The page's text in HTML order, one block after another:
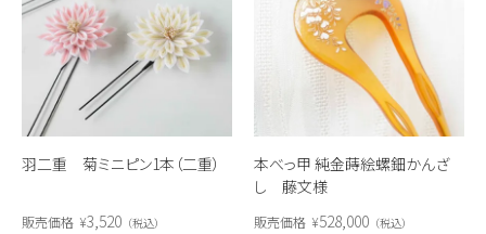
羽二重 菊ミニピン1本（二重）
販売価格 ¥3,520 税込
本べっ甲 純金蒔絵螺鈿かんざ
し 藤文様
販売価格 ¥528,000 税込